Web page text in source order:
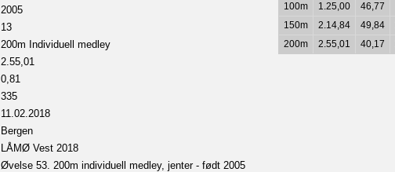
2005
13
200m Individuell medley
2.55,01
0,81
335
11.02.2018
Bergen
LÅMØ Vest 2018
Øvelse 53. 200m individuell medley, jenter - født 2005
100m
1.25,00 46,77
150m
2.14,84 49,84
200m
2.55,01 40,17